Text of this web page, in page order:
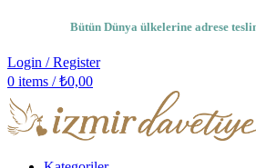
Bütün Dünya ülkelerine adrese
Login / Register
0 items / ₺0,00